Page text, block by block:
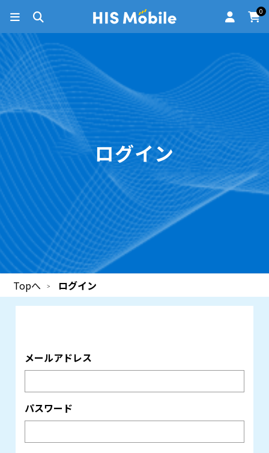
0
ログイン
Topへ ログイン
メールアドレス
パスワード